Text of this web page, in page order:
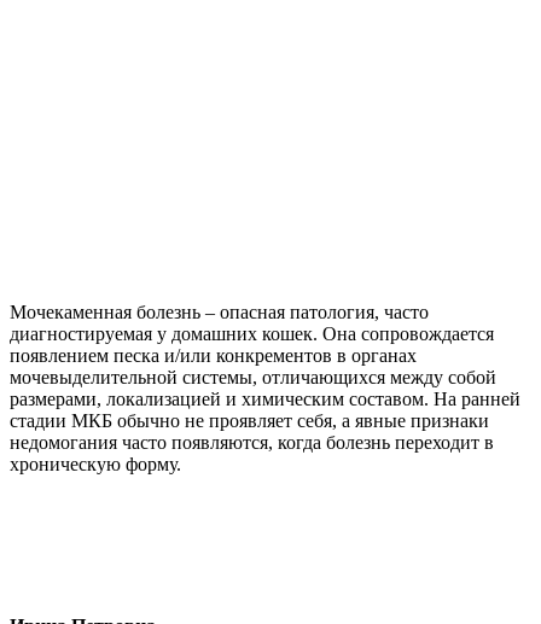
Мочекаменная болезнь – опасная патология, часто
диагностируемая у домашних кошек. Она сопровождается
появлением песка и/или конкрементов в органах
мочевыделительной системы, отличающихся между собой
размерами, локализацией и химическим составом. На ранней
стадии МКБ обычно не проявляет себя, а явные признаки
недомогания часто появляются, когда болезнь переходит в
хроническую форму.